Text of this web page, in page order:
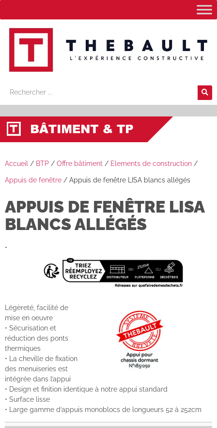
Accueil / BTP / Offre bâtiment / Elements de construction /
Appuis de fenêtre / Appuis de fenêtre LISA blancs allégés
APPUIS DE FENÊTRE LISA
BLANCS ALLÉGÉS
•
Légèreté, facilité de
mise en oeuvre
• Sécurisation et
réduction des ponts
thermiques
• La cheville de fixation
des menuiseries est
intégrée dans l’appui
• Design et finition identique à notre appui standard
• Surface lisse
• Large gamme d’appuis monoblocs de longueurs 52 à 252cm